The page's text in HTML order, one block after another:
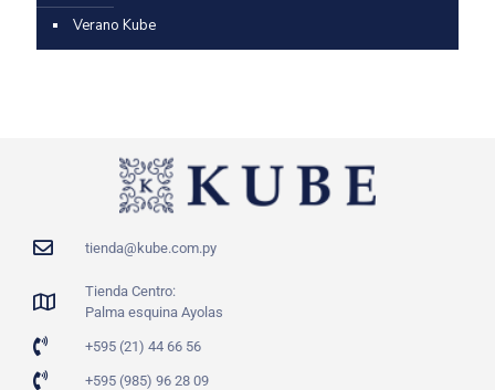
Verano Kube
tienda@kube.com.py
Tienda Centro:
Palma esquina Ayolas
+595 (21) 44 66 56
+595 (985) 96 28 09